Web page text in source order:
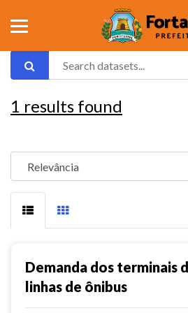
1 results found
Demanda dos terminais
linhas de ônibus